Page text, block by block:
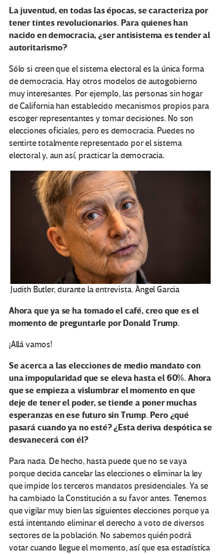
La juventud, en todas las épocas, se caracteriza por
tener tintes revolucionarios. Para quienes han
nacido en democracia, ¿ser antisistema es tender al
autoritarismo?
Sólo si creen que el sistema electoral es la única forma
de democracia. Hay otros modelos de autogobierno
muy interesantes. Por ejemplo, las personas sin hogar
de California han establecido mecanismos propios para
escoger representantes y tomar decisiones. No son
elecciones oficiales, pero es democracia. Puedes no
sentirte totalmente representado por el sistema
electoral y, aun así, practicar la democracia.
Judith Butler, durante la entrevista. Àngel Garcia
Ahora que ya se ha tomado el café, creo que es el
momento de preguntarle por Donald Trump.
¡Allá vamos!
Se acerca a las elecciones de medio mandato con
una impopularidad que se eleva hasta el 60%. Ahora
que se empieza a vislumbrar el momento en que
deje de tener el poder, se tiende a poner muchas
esperanzas en ese futuro sin Trump. Pero ¿qué
pasará cuando ya no esté? ¿Esta deriva despótica se
desvanecerá con él?
Para nada. De hecho, hasta puede que no se vaya
porque decida cancelar las elecciones o eliminar la ley
que impide los terceros mandatos presidenciales. Ya se
ha cambiado la Constitución a su favor antes. Tenemos
que vigilar muy bien las siguientes elecciones porque ya
está intentando eliminar el derecho a voto de diversos
sectores de la población. No sabemos quién podrá
votar cuando llegue el momento, así que esa estadística